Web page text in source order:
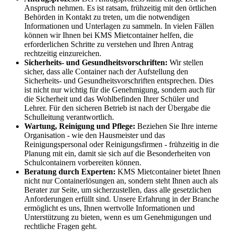
Anspruch nehmen. Es ist ratsam, frühzeitig mit den örtlichen
Behörden in Kontakt zu treten, um die notwendigen
Informationen und Unterlagen zu sammeln. In vielen Fällen
können wir Ihnen bei KMS Mietcontainer helfen, die
erforderlichen Schritte zu verstehen und Ihren Antrag
rechtzeitig einzureichen.
Sicherheits- und Gesundheitsvorschriften: Wir stellen
sicher, dass alle Container nach der Aufstellung den
Sicherheits- und Gesundheitsvorschriften entsprechen. Dies
ist nicht nur wichtig für die Genehmigung, sondern auch für
die Sicherheit und das Wohlbefinden Ihrer Schüler und
Lehrer. Für den sicheren Betrieb ist nach der Übergabe die
Schulleitung verantwortlich.
Wartung, Reinigung und Pflege: Beziehen Sie Ihre interne
Organisation - wie den Hausmeister und das
Reinigungspersonal oder Reinigungsfirmen - frühzeitig in die
Planung mit ein, damit sie sich auf die Besonderheiten von
Schulcontainern vorbereiten können.
Beratung durch Experten: KMS Mietcontainer bietet Ihnen
nicht nur Containerlösungen an, sondern steht Ihnen auch als
Berater zur Seite, um sicherzustellen, dass alle gesetzlichen
Anforderungen erfüllt sind. Unsere Erfahrung in der Branche
ermöglicht es uns, Ihnen wertvolle Informationen und
Unterstützung zu bieten, wenn es um Genehmigungen und
rechtliche Fragen geht.